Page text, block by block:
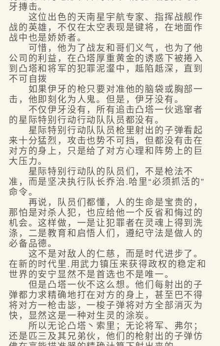
牙摶击。
这位出色的天南星宇航专家、指挥战舰作
战的英雄，不仅在太空表现是键将，在地面作
战中也是娇娇者。
可惜，他为了战友和哥们义气，也为了他
公司的利益，在凸塔厚重黄金的诱惑下被捲入
到凸塔和将军的犯罪泥瀣中，趆陷赿深，直到
不可自拨
如果伊牙的枪只要对准他的脑袋或胸部一
击，他即刻化为人鬼。但是，伊牙没有。
不仅伊牙没有，所有追击凸塔一伙逃窜者
的星际特别行动行动队队员都没有。
星际特别行动队队员枪里射出的子弹看起
来十分猛烈，攻击也势不可挡，但都没有击在
对方的身上，只是给了对方心理和阵势上的巨
大压力。
星际特别行动队的队员们，不是枪法不
准，而是坚决执行队长乔治.哈里“必须抓活的”
命令。
再说，队员们都懂，人的生命是宝贵的，
那怕是对杀人犯，也应给他一个反省和悔过的
机会。这样做，一是让犯罪者在灵魂上得到洗
涤，二是教育和启悟人们，遵纪守法是做人的
必备品德。
这不是对敌人的仁慈，而是时代进步了。
在新的时代里.用武力镇压来获得政权的稳定和
世界的安宁显然不是首选也不是唯一。
但是凸塔一伙不这么想。他们每射出的子
弹都力求精确地打在对方的身上，甚至巴不得
将对方一枪击毖，一梭子弹将对方全部消灭为
快，显然这是一种对生灵的涂炭。
所以无论凸塔丶索里；无论将军、弗尔；
还是匹三及其兄弟伙，他们的枪射出的子弹仿